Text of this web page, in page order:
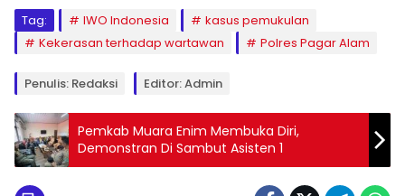
Tag: IWO Indonesia
kasus pemukulan
Kekerasan terhadap wartawan
Polres Pagar Alam
Penulis: Redaksi Editor: Admin
Pemkab Muara Enim Membuka Diri,
Demonstran Di Sambut Asisten 1‎